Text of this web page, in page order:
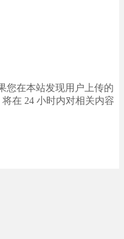
您在本站发现用户上传的
在 24 小时内对相关内容